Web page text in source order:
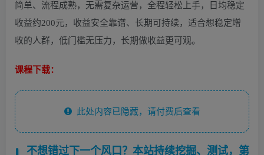
简单、流程成熟，无需复杂运营，全程轻松上手，日均稳定
收益约200元，收益安全靠谱、长期可持续，适合想稳定增
收的人群，低门槛无压力，长期做收益更可观。
课程下载：
此处内容已隐藏，请付费后查看
不想错过下一个风口？本站持续挖掘、测试，第